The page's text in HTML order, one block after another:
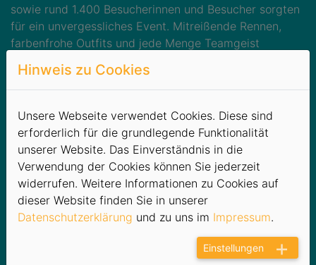
sowie rund 1.400 Besucherinnen und Besucher sorgten
für ein unvergessliches Event. Mitreißende Rennen,
farbenfrohe Outfits und jede Menge Teamgeist
SILBERSTROM-Eventreihe.
Hier zeigten die Teams eindrucksvoll, dass neben Kraft
und Ausdauer vor allem Koordination und Teamgeist
über den Sieg entscheiden.
In der Mixed-Klasse paddelte sich das Drachennest
Stangengrün auf Platz eins, gefolgt vom Kaperclub
Grünlichtenberg. Die Zwickinger aus Zwickau,
Titelverteidiger von 2023, erreichten Rang drei. In der
Open-Klasse feierten die Herder Matrosen den Sieg,
dicht gefolgt von dem Stadtwerke-Team Ylvi und die
Hinweis zu Cookies
Unsere Webseite verwendet Cookies. Diese sind
erforderlich für die grundlegende Funktionalität
unserer Website. Das Einverständnis in die
Verwendung der Cookies können Sie jederzeit
widerrufen. Weitere Informationen zu Cookies auf
dieser Website finden Sie in unserer
Datenschutzerklärung und zu uns im Impressum.
Einstellungen